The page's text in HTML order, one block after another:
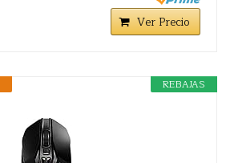
Ver Precio
REBAJAS